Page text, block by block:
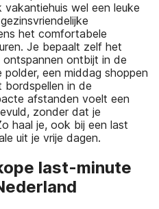
wel een leuke
het comfortabele
Je bepaalt zelf het
ontbijt in de
een middag shoppen
bordspellen in de
afstanden voelt een
zonder dat je
haal je, ook bij een last
uit je vrije dagen.
last-minute